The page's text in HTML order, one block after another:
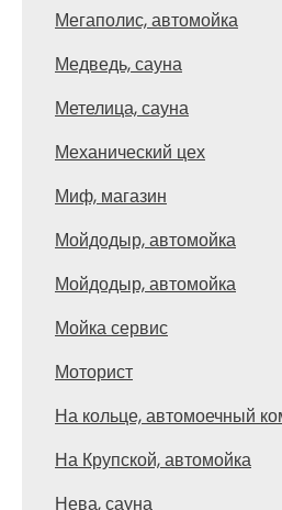
Мегаполис, автомойка
Медведь, сауна
Метелица, сауна
Механический цех
Миф, магазин
Мойдодыр, автомойка
Мойдодыр, автомойка
Мойка сервис
Моторист
На кольце, автомоечный
На Крупской, автомойка
Нева, сауна